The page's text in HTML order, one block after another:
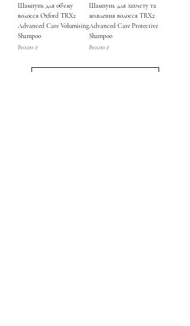
Шампунь для об'єму
волосся Oxford TRX2
Advanced Care Volumising
Shampoo
Ціна
810,00 ₴
Шампунь для захисту та
живлення волосся TRX2
Advanced Care Protective
Shampoo
Ціна
810,00 ₴